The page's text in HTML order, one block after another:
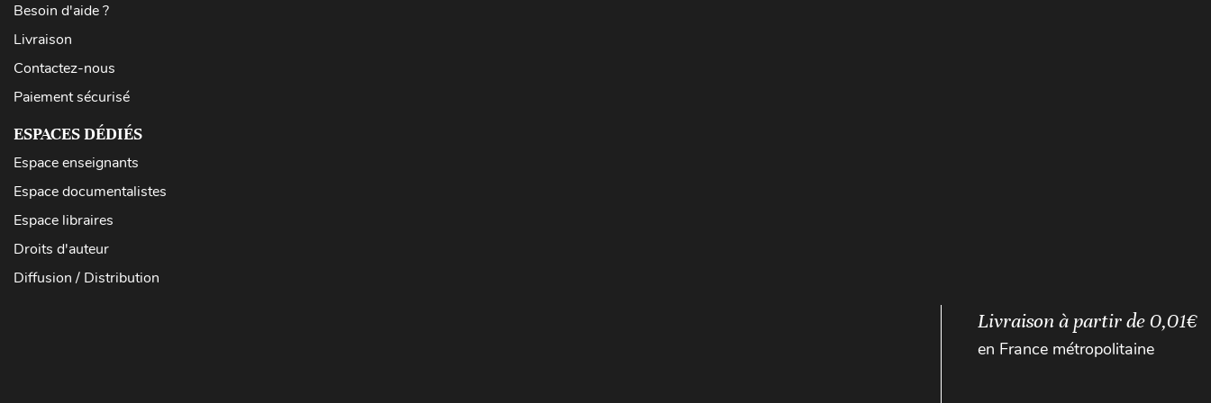
Besoin d'aide ?
Livraison
Contactez-nous
Paiement sécurisé
ESPACES DÉDIÉS
Espace enseignants
Espace documentalistes
Espace libraires
Droits d'auteur
Diffusion / Distribution
Livraison à partir de 0,01€
en France métropolitaine